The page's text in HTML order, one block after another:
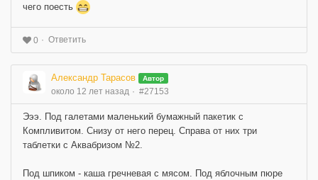
чего поесть
0 Ответить
Александр Тарасов Автор
около 12 лет назад #27153
Эээ. Под галетами маленький бумажный пакетик с
Компливитом. Снизу от него перец. Справа от них три
таблетки с Аквабризом №2.
Под шпиком - каша гречневая с мясом. Под яблочным пюре